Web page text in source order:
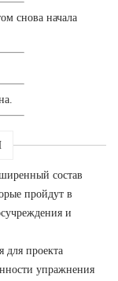
снова начала
состав
пройдут в
и
проекта
упражнения